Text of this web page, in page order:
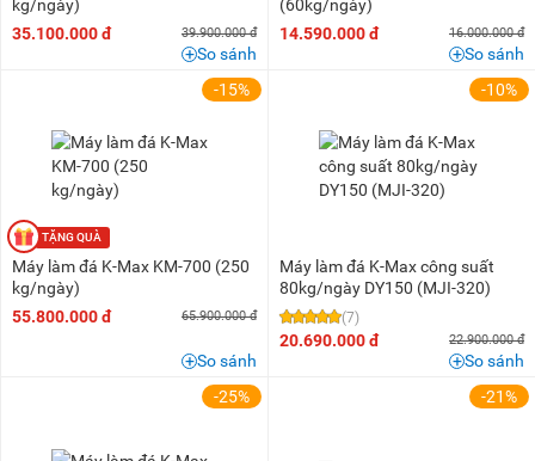
kg/ngày)
35.100.000 đ
39.900.000 đ
So sánh
(60kg/ngày)
14.590.000 đ
16.000.000 đ
So sánh
-15%
Máy làm đá K-Max KM-700 (250
kg/ngày)
55.800.000 đ
65.900.000 đ
So sánh
-10%
Máy làm đá K-Max công suất
80kg/ngày DY150 (MJI-320)
(7)
20.690.000 đ 22.900.000 đ
So sánh
-25%
-21%